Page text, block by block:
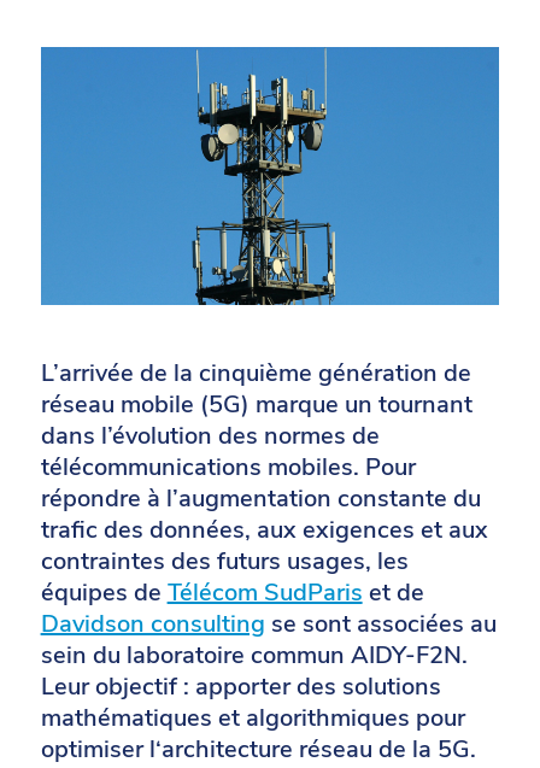
L’arrivée de la cinquième génération de
réseau mobile (5G) marque un tournant
dans l’évolution des normes de
télécommunications mobiles. Pour
répondre à l’augmentation constante du
trafic des données, aux exigences et aux
contraintes des futurs usages, les
équipes de Télécom SudParis et de
Davidson consulting se sont associées au
sein du laboratoire commun AIDY-F2N.
Leur objectif : apporter des solutions
mathématiques et algorithmiques pour
optimiser l‘architecture réseau de la 5G.